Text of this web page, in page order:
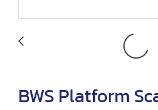
BWS Platform